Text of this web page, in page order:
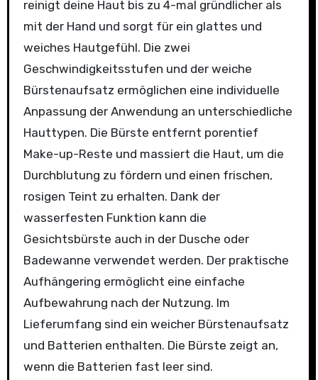
reinigt deine Haut bis zu 4-mal gründlicher als
mit der Hand und sorgt für ein glattes und
weiches Hautgefühl. Die zwei
Geschwindigkeitsstufen und der weiche
Bürstenaufsatz ermöglichen eine individuelle
Anpassung der Anwendung an unterschiedliche
Hauttypen. Die Bürste entfernt porentief
Make-up-Reste und massiert die Haut, um die
Durchblutung zu fördern und einen frischen,
rosigen Teint zu erhalten. Dank der
wasserfesten Funktion kann die
Gesichtsbürste auch in der Dusche oder
Badewanne verwendet werden. Der praktische
Aufhängering ermöglicht eine einfache
Aufbewahrung nach der Nutzung. Im
Lieferumfang sind ein weicher Bürstenaufsatz
und Batterien enthalten. Die Bürste zeigt an,
wenn die Batterien fast leer sind.